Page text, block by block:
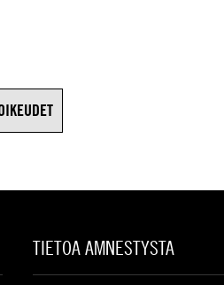
TIETOA AMNESTYSTA